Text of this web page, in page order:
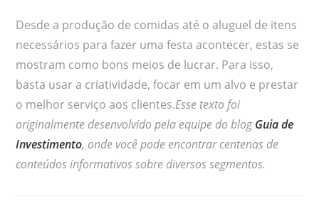
Desde a produção de comidas até o aluguel de itens
necessários para fazer uma festa acontecer, estas se
mostram como bons meios de lucrar. Para isso,
basta usar a criatividade, focar em um alvo e prestar
o melhor serviço aos clientes.Esse texto foi
originalmente desenvolvido pela equipe do blogGuia de
Investimento, onde você pode encontrar centenas de
conteúdos informativos sobre diversos segmentos.